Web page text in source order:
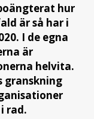
hur
är så har i
I de egna
är
helvita.
granskning
rad.